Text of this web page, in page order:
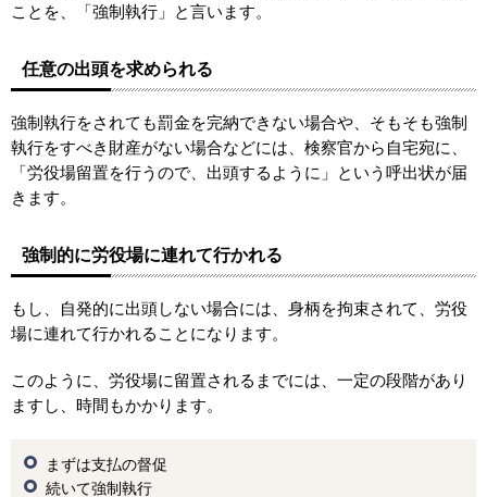
ことを、「強制執行」と言います。
任意の出頭を求められる
強制執行をされても罰金を完納できない場合や、そもそも強制
執行をすべき財産がない場合などには、検察官から自宅宛に、
「労役場留置を行うので、出頭するように」という呼出状が届
きます。
強制的に労役場に連れて行かれる
もし、自発的に出頭しない場合には、身柄を拘束されて、労役
場に連れて行かれることになります。
このように、労役場に留置されるまでには、一定の段階があり
ますし、時間もかかります。
まずは支払の督促
続いて強制執行